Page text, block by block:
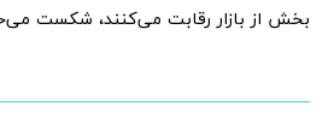
بخش از بازار رقابت می‌کنند، شکست